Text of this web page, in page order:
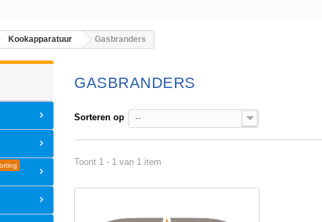
Kookapparatuur Gasbranders
GASBRANDERS
Sorteren op --
Toont 1 - 1 van 1 item